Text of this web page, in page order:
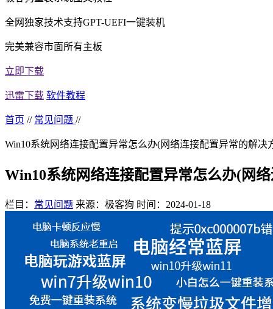
全网独家技术支持GPT-UEFI一键装机
完美兼容市面所有主板
立即下载
迅雷下载 软件教程
首页 // 常见问题 //
Win10系统网络连接配置异常怎么办(网络连接配置异常的解决
Win10系统网络连接配置异常怎么办(网
栏目： 常见问题 来源：极客狗 时间：2024-01-18